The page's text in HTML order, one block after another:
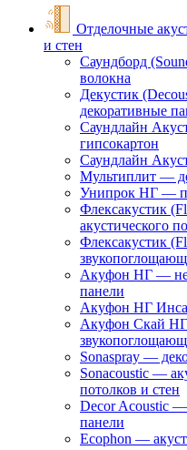
Отделочные
и стен
Саундборд
волокна
Декустик
декоративные
Саундлайн
гипсокартон
Саундлайн
Мультиплит —
Унипрок НГ —
Флексакустик
акустического
Флексакустик
Акуфон НГ —
панели
Акуфон НГ
Акуфон Скай
Sonaspray —
Sonacoustic —
потолков и стен
Decor Acoustic —
панели
Ecophon —